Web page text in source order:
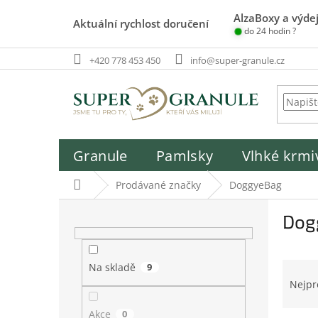
Aktuální rychlost doručení AlzaBoxy a
do 24 hodin ?
+420 778 453 450 info@super-granule.cz
Granule Pamlsky Vlhké
Domů Prodávané značky DoggyeBag
Na skladě 9
Akce 0